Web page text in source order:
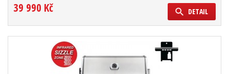
39 990 Kč DETAIL